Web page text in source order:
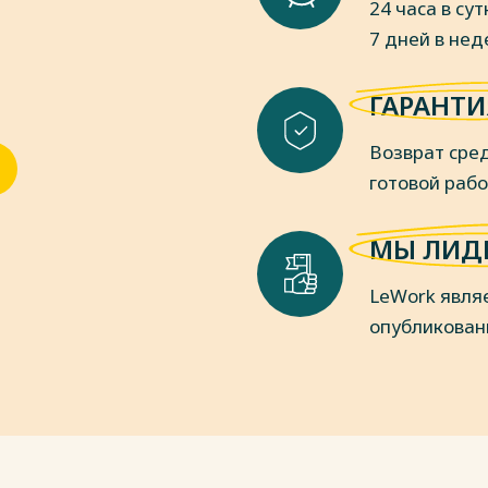
технической базы
государственного аграрного
24 часа в
7 дней в
Возврат
готовой
МЫ
LeWork